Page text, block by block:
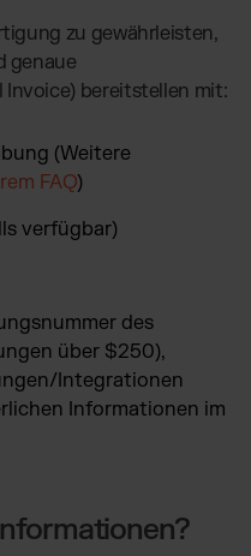
zu gewährleisten,
genaue
Invoice) bereitstellen mit:
(Weitere
FAQ)
verfügbar)
des
über $250),
Integrationen
Informationen im